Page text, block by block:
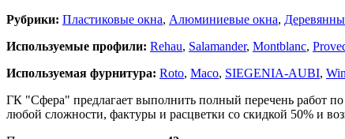
Рубрики: Пластиковые окна, Алюминиевые окна,
Используемые профили: Rehau, Salamander, Montblanc,
Используемая фурнитура: Roto, Maco, SIEGENIA-AUBI,
ГК "Сфера" предлагает выполнить полный перечень работ
любой сложности, фактуры и расцветки со скидкой 50% и